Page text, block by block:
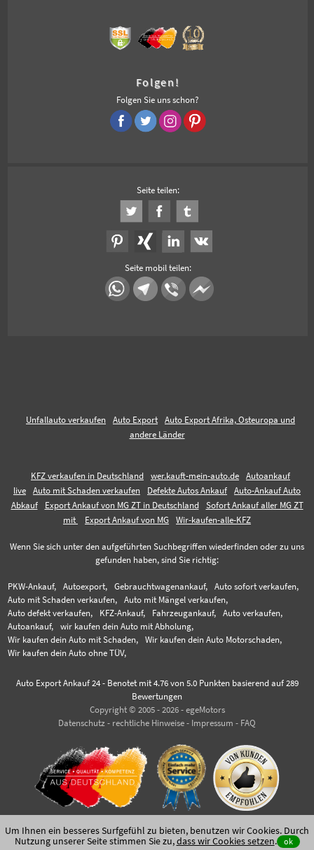
Folgen!
Folgen Sie uns schon?
Seite teilen:
Seite mobil teilen:
Unfallauto verkaufen Auto Export
Auto Export Afrika, Osteuropa und
andere Länder
KFZ verkaufen in Deutschland wer.kauft-mein-auto.de
Autoankauf
live
Auto mit Schaden verkaufen Defekte Autos Ankauf
Auto-Ankauf Auto
Abkauf
Export Ankauf von MG ZT in Deutschland
Sofort Ankauf aller MG ZT
mit
Export Ankauf von MG Wir-kaufen-alle-KFZ
Wenn Sie sich unter den aufgeführten Suchbegriffen wiederfinden oder zu uns
gefunden haben, sind Sie richtig:
PKW-Ankauf, Autoexport, Gebrauchtwagenankauf,
Auto sofort verkaufen,
Auto mit Schaden verkaufen,
Auto mit Mängel verkaufen,
Auto defekt verkaufen,
KFZ-Ankauf, Fahrzeugankauf,
Auto verkaufen,
Autoankauf,
wir kaufen dein Auto mit Abholung,
Wir kaufen dein Auto mit Schaden,
Wir kaufen dein Auto Motorschaden,
Wir kaufen dein Auto ohne TÜV,
Auto Export Ankauf 24- Benotet mit 4.76von 5.0 Punkten basierend auf 289
Bewertungen
Copyright © 2005 - 2026 - egeMotors
Datenschutz - rechtliche Hinweise - Impressum - FAQ
Um Ihnen ein besseres Surfgefühl zu bieten, benutzen wir Cookies. Durch
Nutzung unserer Seite stimmen Sie zu,dass wir Cookies setzen. ok